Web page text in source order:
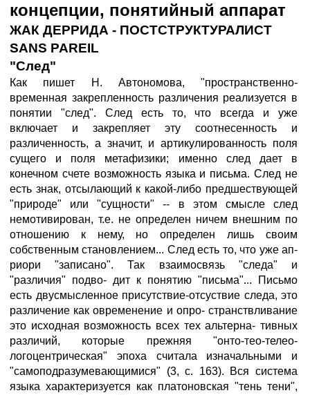
концепции, понятийный аппарат
ЖАК ДЕРРИДА - ПОСТСТРУКТУРАЛИСТ
SANS PAREIL
"След"
Как пишет Н. Автономова, "пространственно-
временная закрепленность различения реализуется в
понятии "след". След есть то, что всегда и уже
включает и закрепляет эту соотнесенность и
различенность, а значит, и артикулированность поля
сущего и поля метафизики; именно след дает в
конечном счете возможность языка и письма. След не
есть знак, отсылающий к какой-либо предшествующей
"природе" или "сущности" -- в этом смысле след
немотивирован, т.е. не определен ничем внешним по
отношению к нему, но определен лишь своим
собственным становлением... След есть то, что уже ап-
риори "записано". Так взаимосвязь "следа" и
"различия" подво- дит к понятию "письма"... Письмо
есть двусмысленное присутствие-отсуствие следа, это
различение как овременение и опро- странствливание
это исходная возможность всех тех альтерна- тивных
различий, которые прежняя "онто-тео-телео-
логоцентрическая" эпоха считала изначальными и
"самоподразумевающимися" (3, с. 163). Вся система
языка характеризуется как платоновская "тень тени",